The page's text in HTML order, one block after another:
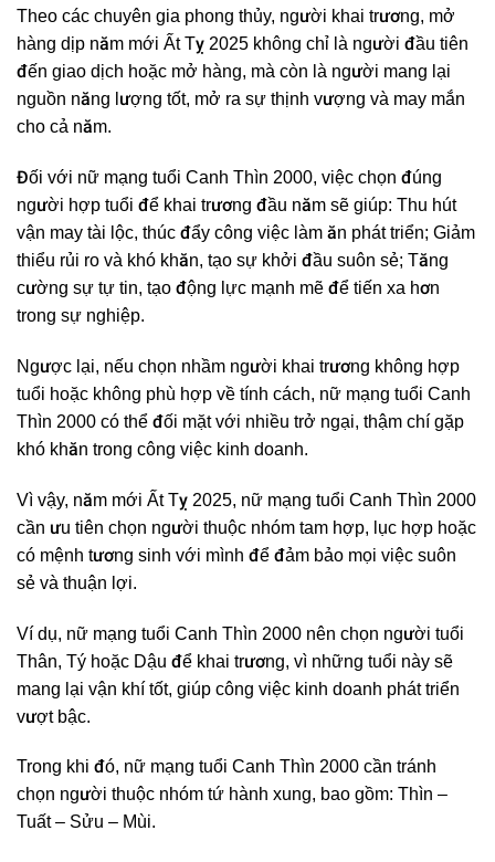
Theo các chuyên gia phong thủy, người khai trương, mở
hàng dịp năm mới Ất Tỵ 2025 không chỉ là người đầu tiên
đến giao dịch hoặc mở hàng, mà còn là người mang lại
nguồn năng lượng tốt, mở ra sự thịnh vượng và may mắn
cho cả năm.
Đối với nữ mạng tuổi Canh Thìn 2000, việc chọn đúng
người hợp tuổi để khai trương đầu năm sẽ giúp: Thu hút
vận may tài lộc, thúc đẩy công việc làm ăn phát triển; Giảm
thiểu rủi ro và khó khăn, tạo sự khởi đầu suôn sẻ; Tăng
cường sự tự tin, tạo động lực mạnh mẽ để tiến xa hơn
trong sự nghiệp.
Ngược lại, nếu chọn nhầm người khai trương không hợp
tuổi hoặc không phù hợp về tính cách, nữ mạng tuổi Canh
Thìn 2000 có thể đối mặt với nhiều trở ngại, thậm chí gặp
khó khăn trong công việc kinh doanh.
Vì vậy, năm mới Ất Tỵ 2025, nữ mạng tuổi Canh Thìn 2000
cần ưu tiên chọn người thuộc nhóm tam hợp, lục hợp hoặc
có mệnh tương sinh với mình để đảm bảo mọi việc suôn
sẻ và thuận lợi.
Ví dụ, nữ mạng tuổi Canh Thìn 2000 nên chọn người tuổi
Thân, Tý hoặc Dậu để khai trương, vì những tuổi này sẽ
mang lại vận khí tốt, giúp công việc kinh doanh phát triển
vượt bậc.
Trong khi đó, nữ mạng tuổi Canh Thìn 2000 cần tránh
chọn người thuộc nhóm tứ hành xung, bao gồm: Thìn –
Tuất – Sửu – Mùi.